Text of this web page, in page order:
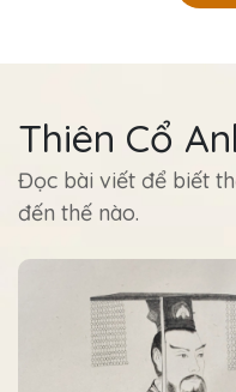
Thiên Cổ
Đọc bài viết để biết
đến thế nào.